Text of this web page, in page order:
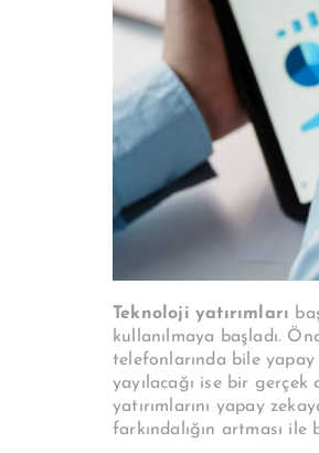
Teknoloji yatırımları
kullanılmaya başladı.
telefonlarında bile
yayılacağı ise bir gerçek
yatırımlarını yapay
farkındalığın artması